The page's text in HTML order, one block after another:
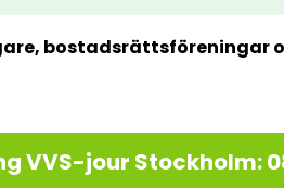
bostadsrättsföreningar
VVS-jour Stockholm: